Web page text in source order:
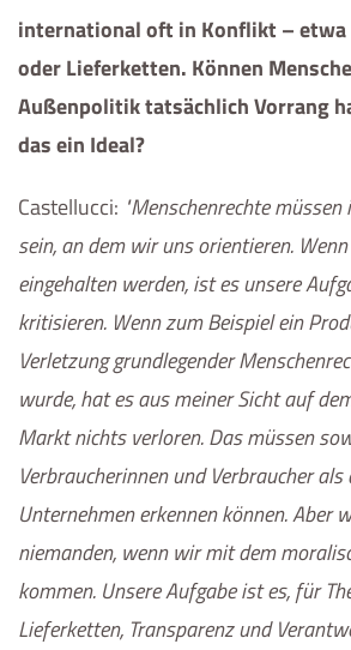
international oft in Konflikt – etwa
oder Lieferketten. Können
Außenpolitik tatsächlich Vorrang
das ein Ideal?
Castellucci: Menschenrechte
sein, an dem wir uns orientieren.
eingehalten werden, ist es unsere
kritisieren. Wenn zum Beispiel ein
Verletzung grundlegender
wurde, hat es aus meiner Sicht auf
Markt nichts verloren. Das müssen
Verbraucherinnen und Verbraucher als
Unternehmen erkennen können. Aber
niemanden, wenn wir mit dem
kommen. Unsere Aufgabe ist es, für
Lieferketten, Transparenz und